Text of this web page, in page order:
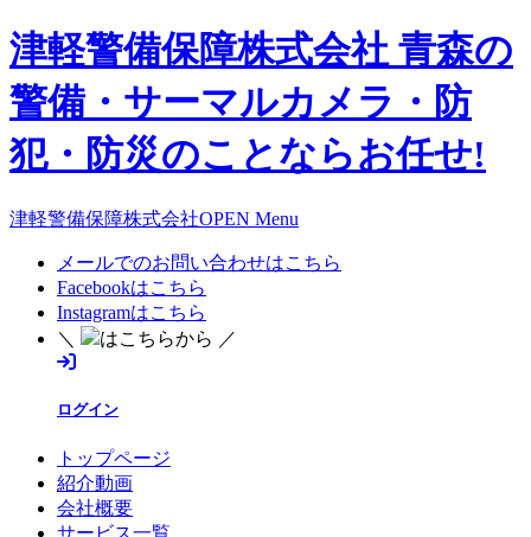
津軽警備保障株式会社 青森の
警備・サーマルカメラ・防
犯・防災のことならお任せ!
津軽警備保障株式会社OPEN Menu
メールでのお問い合わせはこちら
Facebookはこちら
Instagramはこちら
＼
はこちらから ／
ログイン
トップページ
紹介動画
会社概要